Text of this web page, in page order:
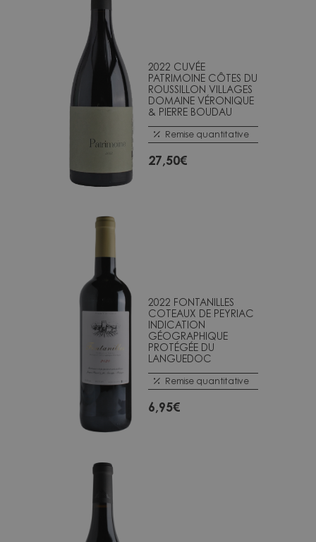
2022 CUVÉE
PATRIMOINE CÔTES DU
ROUSSILLON VILLAGES
DOMAINE VÉRONIQUE
& PIERRE BOUDAU
Remise quantitative
27,50€
2022 FONTANILLES
COTEAUX DE PEYRIAC
INDICATION
GÉOGRAPHIQUE
PROTÉGÉE DU
LANGUEDOC
Remise quantitative
6,95€